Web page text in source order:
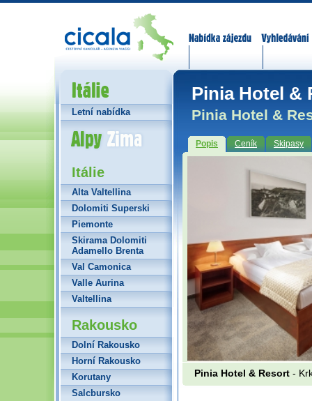
Pinia Hotel &
Pinia Hotel &
Popis Ceník Skipasy
Pinia Hotel & Resort -
Itálie
Letní nabídka
Alpy Zima
Itálie
Alta Valtellina
Dolomiti Superski
Piemonte
Skirama Dolomiti
Adamello Brenta
Val Camonica
Valle Aurina
Valtellina
Rakousko
Dolní Rakousko
Horní Rakousko
Korutany
Salcbursko